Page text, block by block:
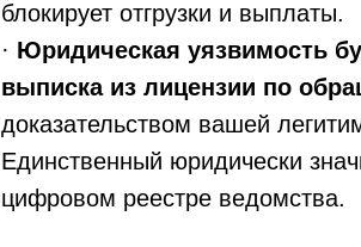
блокирует отгрузки и выплаты.
· Юридическая уязвимость
выписка из лицензии по
доказательством вашей
Единственный юридически
цифровом реестре ведомства.